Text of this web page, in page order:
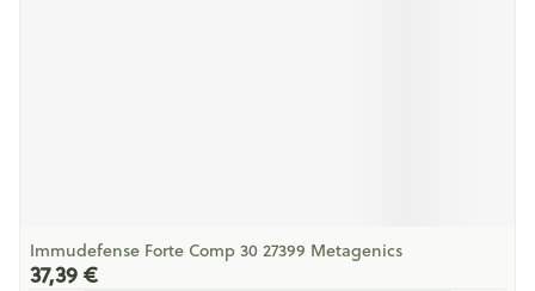
Immudefense Forte Comp 30 27399 Metagenics
37,39 €